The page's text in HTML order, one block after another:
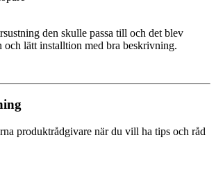
den skulle passa till och det blev
lätt installtion med bra beskrivning.
produktrådgivare när du vill ha tips och råd